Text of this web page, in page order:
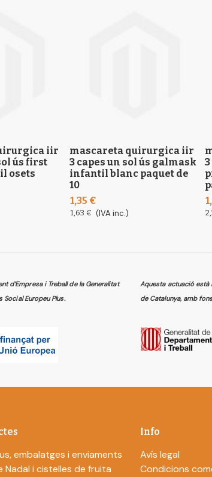
iir
ús first
osets
mascareta quirurgica iir
3 capes un sol ús galmask
infantil blanc paquet de
10
1,35 €
1,63 € (IVA inc.)
d’Empresa i Treball de la Generalitat
Europeu Plus.
Aquesta actuació està
de Catalunya, amb
embalatges i enviaments
Nadal i cistelles de fruita
Info
Avís legal
Condicions